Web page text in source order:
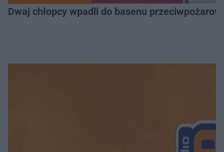
Dwaj chłopcy wpadli do basenu